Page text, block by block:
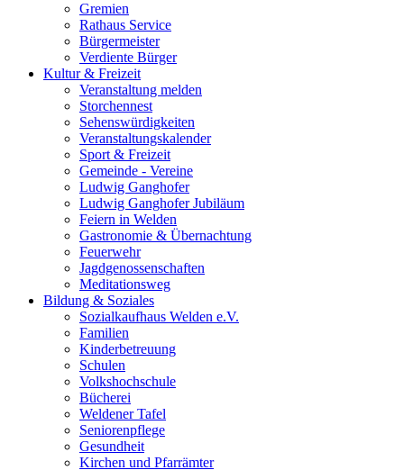
Gremien
Rathaus Service
Bürgermeister
Verdiente Bürger
Kultur & Freizeit
Veranstaltung melden
Storchennest
Sehenswürdigkeiten
Veranstaltungskalender
Sport & Freizeit
Gemeinde - Vereine
Ludwig Ganghofer
Ludwig Ganghofer Jubiläum
Feiern in Welden
Gastronomie & Übernachtung
Feuerwehr
Jagdgenossenschaften
Meditationsweg
Bildung & Soziales
Sozialkaufhaus Welden e.V.
Familien
Kinderbetreuung
Schulen
Volkshochschule
Bücherei
Weldener Tafel
Seniorenpflege
Gesundheit
Kirchen und Pfarrämter